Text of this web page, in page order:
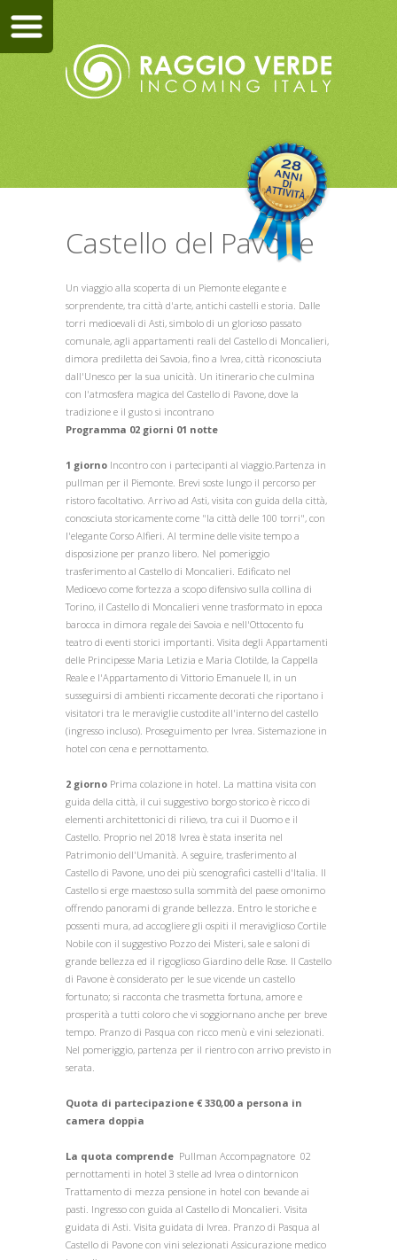
Castello del Pavone
Un viaggio alla scoperta di un Piemonte elegante e
sorprendente, tra città d'arte, antichi castelli e storia. Dalle
torri medioevali di Asti, simbolo di un glorioso passato
comunale, agli appartamenti reali del Castello di Moncalieri,
dimora prediletta dei Savoia, fino a Ivrea, città riconosciuta
dall'Unesco per la sua unicità. Un itinerario che culmina
con l'atmosfera magica del Castello di Pavone, dove la
tradizione e il gusto si incontrano
Programma 02 giorni 01 notte
1 giorno Incontro con i partecipanti al viaggio.Partenza in
pullman per il Piemonte. Brevi soste lungo il percorso per
ristoro facoltativo. Arrivo ad Asti, visita con guida della città,
conosciuta storicamente come "la città delle 100 torri", con
l'elegante Corso Alfieri. Al termine delle visite tempo a
disposizione per pranzo libero. Nel pomeriggio
trasferimento al Castello di Moncalieri. Edificato nel
Medioevo come fortezza a scopo difensivo sulla collina di
Torino, il Castello di Moncalieri venne trasformato in epoca
barocca in dimora regale dei Savoia e nell'Ottocento fu
teatro di eventi storici importanti. Visita degli Appartamenti
delle Principesse Maria Letizia e Maria Clotilde, la Cappella
Reale e l'Appartamento di Vittorio Emanuele II, in un
susseguirsi di ambienti riccamente decorati che riportano i
visitatori tra le meraviglie custodite all'interno del castello
(ingresso incluso). Proseguimento per Ivrea. Sistemazione in
hotel con cena e pernottamento.
2 giorno Prima colazione in hotel. La mattina visita con
guida della città, il cui suggestivo borgo storico è ricco di
elementi architettonici di rilievo, tra cui il Duomo e il
Castello. Proprio nel 2018 Ivrea è stata inserita nel
Patrimonio dell'Umanità. A seguire, trasferimento al
Castello di Pavone, uno dei più scenografici castelli d'Italia. Il
Castello si erge maestoso sulla sommità del paese omonimo
offrendo panorami di grande bellezza. Entro le storiche e
possenti mura, ad accogliere gli ospiti il meraviglioso Cortile
Nobile con il suggestivo Pozzo dei Misteri, sale e saloni di
grande bellezza ed il rigoglioso Giardino delle Rose. Il Castello
di Pavone è considerato per le sue vicende un castello
fortunato; si racconta che trasmetta fortuna, amore e
prosperità a tutti coloro che vi soggiornano anche per breve
tempo. Pranzo di Pasqua con ricco menù e vini selezionati.
Nel pomeriggio, partenza per il rientro con arrivo previsto in
serata.
Quota di partecipazione € 330,00 a persona in
camera doppia
La quota comprende Pullman Accompagnatore 02
pernottamenti in hotel 3 stelle ad Ivrea o dintornicon
Trattamento di mezza pensione in hotel con bevande ai
pasti. Ingresso con guida al Castello di Moncalieri. Visita
guidata di Asti. Visita guidata di Ivrea. Pranzo di Pasqua al
Castello di Pavone con vini selezionati Assicurazione medico